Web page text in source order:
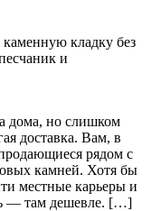
кладку без
и
дома, но слишком
доставка. Вам, в
рядом с
камней. Хотя бы
местные карьеры и
— там дешевле. […]